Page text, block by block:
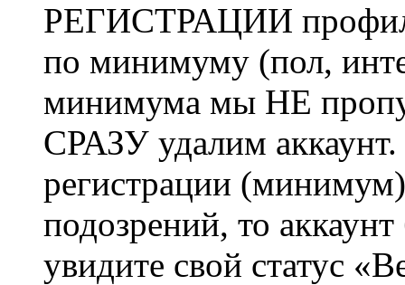
РЕГИСТРАЦИИ профиль
по минимуму (пол,
минимума мы НЕ
СРАЗУ удалим
регистрации
подозрений, то
увидите свой статус